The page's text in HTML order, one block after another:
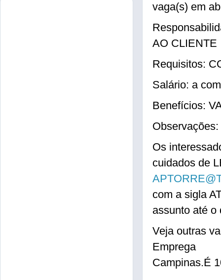
vaga(s) em
AO CLIENTE
Requisitos:
Salário: a
Benefícios:
Os
cuidados de
com a sigla
assunto até o
Veja outras
Emprega
Campinas.É